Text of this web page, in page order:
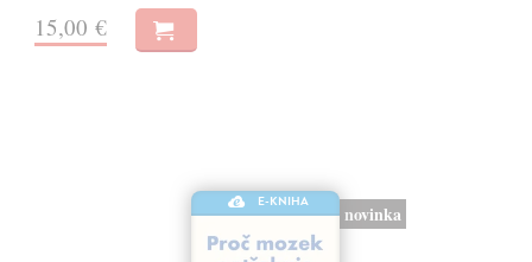
15,00 €
E-KNIHA
novinka